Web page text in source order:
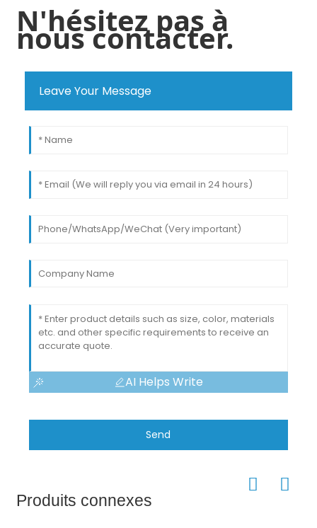
N'hésitez pas à
nous contacter.
Leave Your Message
AI Helps Write
Send
Produits connexes